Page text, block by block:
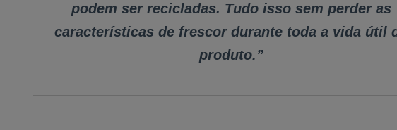
podem ser recicladas. Tudo isso sem perder as
características de frescor durante toda a vida útil
produto.”